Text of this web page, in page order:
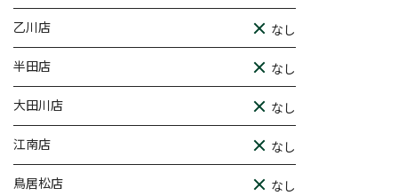
乙川店 なし
半田店 なし
大田川店 なし
江南店 なし
鳥居松店 なし